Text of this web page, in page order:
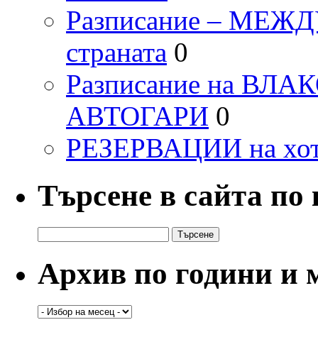
Разписание –
страната 0
Разписание на
АВТОГАРИ 0
РЕЗЕРВАЦИИ на
Търсене в сайта
за:
Архив по години и
Архив